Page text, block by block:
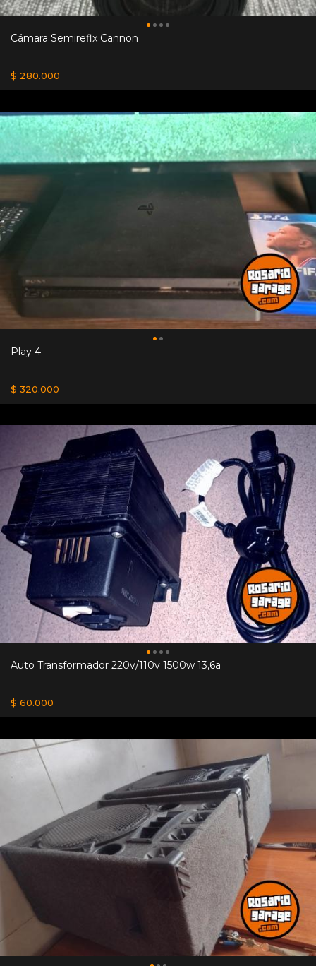
Cámara Semireflx Cannon
$ 280.000
Play 4
$ 320.000
Auto Transformador 220v/110v 1500w 13,6a
$ 60.000